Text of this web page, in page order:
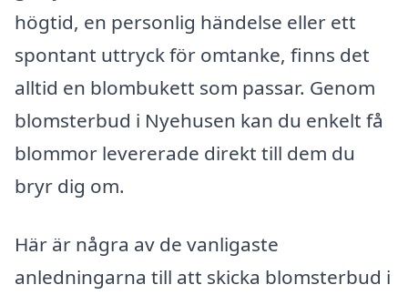
högtid, en personlig händelse eller ett
spontant uttryck för omtanke, finns det
alltid en blombukett som passar. Genom
blomsterbud i Nyehusen kan du enkelt få
blommor levererade direkt till dem du
bryr dig om.
Här är några av de vanligaste
anledningarna till att skicka blomsterbud i